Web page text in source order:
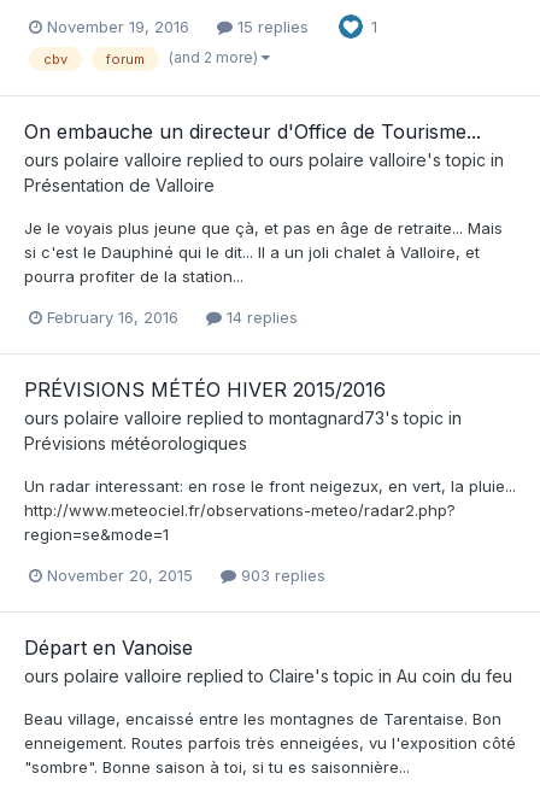
November 19, 2016 15 replies 1
cbv forum (and 2 more)
On embauche un directeur d'Office de Tourisme...
ours polaire valloire replied to ours polaire valloire's topic in
Présentation de Valloire
Je le voyais plus jeune que çà, et pas en âge de retraite... Mais
si c'est le Dauphiné qui le dit... Il a un joli chalet à Valloire, et
pourra profiter de la station...
February 16, 2016 14 replies
PRÉVISIONS MÉTÉO HIVER 2015/2016
ours polaire valloire replied to montagnard73's topic in
Prévisions météorologiques
Un radar interessant: en rose le front neigezux, en vert, la pluie...
http://www.meteociel.fr/observations-meteo/radar2.php?
region=se&mode=1
November 20, 2015 903 replies
Départ en Vanoise
ours polaire valloire replied to Claire's topic in Au coin du feu
Beau village, encaissé entre les montagnes de Tarentaise. Bon
enneigement. Routes parfois très enneigées, vu l'exposition côté
"sombre". Bonne saison à toi, si tu es saisonnière...